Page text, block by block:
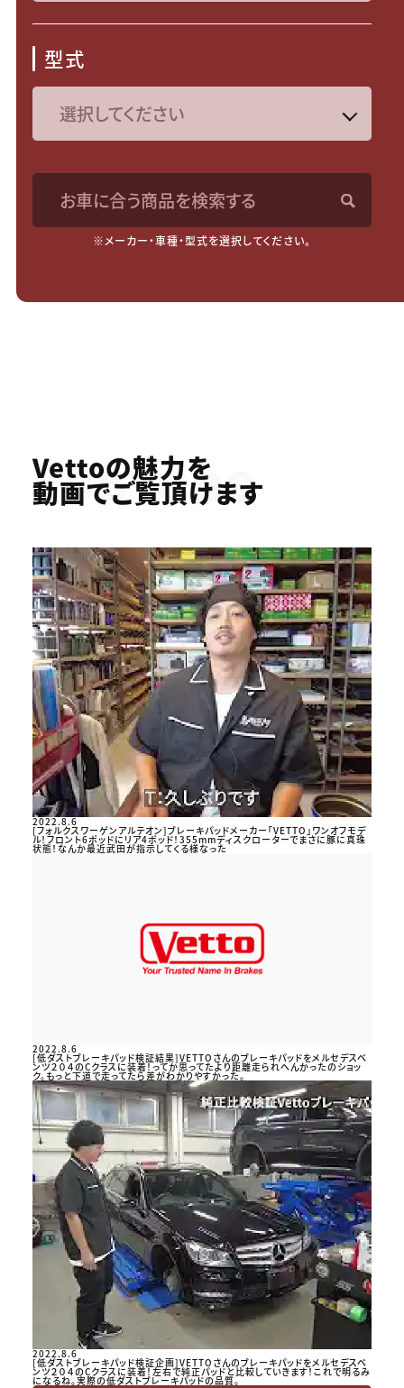
型式
お車に合う商品を検索する
※メーカー・車種・型式を選択してください。
Youtube
Vettoの魅力を
動画でご覧頂けます
2022.8.6
[フォルクスワーゲンアルテオン]ブレーキパッドメーカー「VETTO」ワンオフモデ
ル！フロント6ポッドにリア4ポッド！355mmディスクローターでまさに豚に真珠
状態！なんか最近武田が指示してくる様なった
2022.8.6
[低ダストブレーキパッド検証結果]VETTOさんのブレーキパッドをメルセデスベ
ンツ２０４のCクラスに装着！ってか思ってたより距離走られへんかったのショッ
ク。もっと下道で走ってたら差がわかりやすかった。
2022.8.6
[低ダストブレーキパッド検証企画]VETTOさんのブレーキパッドをメルセデスベ
ンツ２０４のCクラスに装着！左右で純正パッドと比較していきます！これで明るみ
になるね。実際の低ダストブレーキパッドの品質。